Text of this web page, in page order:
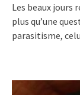
Les beaux jours
plus qu’une
parasitisme,